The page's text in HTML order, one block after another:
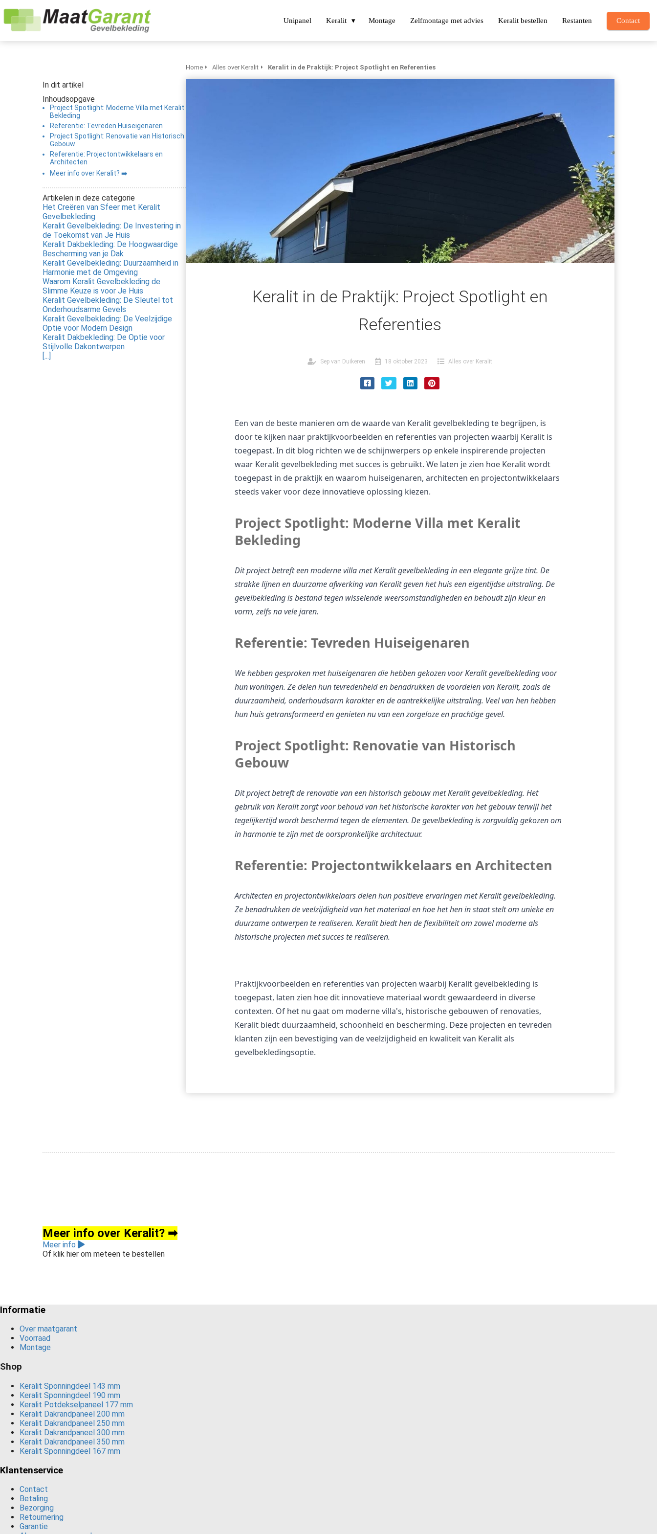
Unipanel Keralit Montage Zelfmontage met advies Keralit bestellen Restanten Contact
In dit artikel
Inhoudsopgave
Project Spotlight: Moderne Villa met Keralit
Bekleding
Referentie: Tevreden Huiseigenaren
Project Spotlight: Renovatie van Historisch
Gebouw
Referentie: Projectontwikkelaars en
Architecten
Meer info over Keralit? ➡️
Artikelen in deze categorie
Het Creëren van Sfeer met Keralit
Gevelbekleding
Keralit Gevelbekleding: De Investering in
de Toekomst van Je Huis
Keralit Dakbekleding: De Hoogwaardige
Bescherming van je Dak
Keralit Gevelbekleding: Duurzaamheid in
Harmonie met de Omgeving
Waarom Keralit Gevelbekleding de
Slimme Keuze is voor Je Huis
Keralit Gevelbekleding: De Sleutel tot
Onderhoudsarme Gevels
Keralit Gevelbekleding: De Veelzijdige
Optie voor Modern Design
Keralit Dakbekleding: De Optie voor
Stijlvolle Dakontwerpen
[...]
Home Alles over Keralit Keralit in de Praktijk: Project Spotlight en Referenties
Keralit in de Praktijk: Project Spotlight en
Referenties
Sep van Duikeren 18 oktober 2023 Alles over Keralit
Een van de beste manieren om de waarde van Keralit gevelbekleding te begrijpen, is
door te kijken naar praktijkvoorbeelden en referenties van projecten waarbij Keralit is
toegepast. In dit blog richten we de schijnwerpers op enkele inspirerende projecten
waar Keralit gevelbekleding met succes is gebruikt. We laten je zien hoe Keralit wordt
toegepast in de praktijk en waarom huiseigenaren, architecten en projectontwikkelaars
steeds vaker voor deze innovatieve oplossing kiezen.
Project Spotlight: Moderne Villa met Keralit
Bekleding
Dit project betreft een moderne villa met Keralit gevelbekleding in een elegante grijze tint. De
strakke lijnen en duurzame afwerking van Keralit geven het huis een eigentijdse uitstraling. De
gevelbekleding is bestand tegen wisselende weersomstandigheden en behoudt zijn kleur en
vorm, zelfs na vele jaren.
Referentie: Tevreden Huiseigenaren
We hebben gesproken met huiseigenaren die hebben gekozen voor Keralit gevelbekleding voor
hun woningen. Ze delen hun tevredenheid en benadrukken de voordelen van Keralit, zoals de
duurzaamheid, onderhoudsarm karakter en de aantrekkelijke uitstraling. Veel van hen hebben
hun huis getransformeerd en genieten nu van een zorgeloze en prachtige gevel.
Project Spotlight: Renovatie van Historisch
Gebouw
Dit project betreft de renovatie van een historisch gebouw met Keralit gevelbekleding. Het
gebruik van Keralit zorgt voor behoud van het historische karakter van het gebouw terwijl het
tegelijkertijd wordt beschermd tegen de elementen. De gevelbekleding is zorgvuldig gekozen om
in harmonie te zijn met de oorspronkelijke architectuur.
Referentie: Projectontwikkelaars en Architecten
Architecten en projectontwikkelaars delen hun positieve ervaringen met Keralit gevelbekleding.
Ze benadrukken de veelzijdigheid van het materiaal en hoe het hen in staat stelt om unieke en
duurzame ontwerpen te realiseren. Keralit biedt hen de flexibiliteit om zowel moderne als
historische projecten met succes te realiseren.
Praktijkvoorbeelden en referenties van projecten waarbij Keralit gevelbekleding is
toegepast, laten zien hoe dit innovatieve materiaal wordt gewaardeerd in diverse
contexten. Of het nu gaat om moderne villa's, historische gebouwen of renovaties,
Keralit biedt duurzaamheid, schoonheid en bescherming. Deze projecten en tevreden
klanten zijn een bevestiging van de veelzijdigheid en kwaliteit van Keralit als
gevelbekledingsoptie.
Meer info over Kera it? ➡
Meer info
Of klik hier om meteen te bestellen
Informatie
Over maatgarant
Voorraad
Montage
Shop
Keralit Sponningdeel 143 mm
Keralit Sponningdeel 190 mm
Keralit Potdekselpaneel 177 mm
Keralit Dakrandpaneel 200 mm
Keralit Dakrandpaneel 250 mm
Keralit Dakrandpaneel 300 mm
Keralit Dakrandpaneel 350 mm
Keralit Sponningdeel 167 mm
Klantenservice
Contact
Betaling
Bezorging
Retournering
Garantie